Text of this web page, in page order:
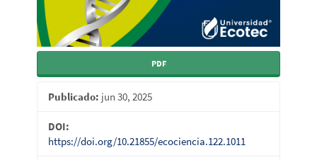
PDF
Publicado: jun 30, 2025
DOI:
https://doi.org/10.21855/ecociencia.122.1011